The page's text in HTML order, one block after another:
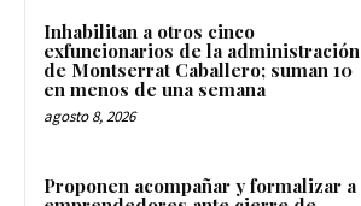
Inhabilitan a otros cinco
exfuncionarios de la administración
de Montserrat Caballero; suman 10
en menos de una semana
agosto 8, 2026
Proponen acompañar y formalizar a